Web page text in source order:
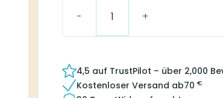
4,5 auf TrustPilot – über 2,000
Kostenloser Versand ab70 €